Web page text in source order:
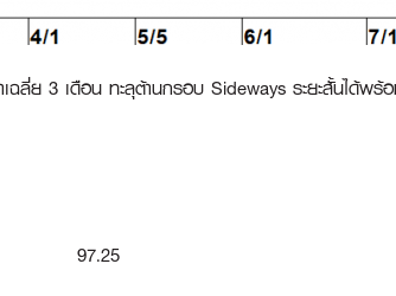
ฉลี่ย 3 เดือน ทะลุต้านกรอบ Sideways ระยะสั้นได้
97.25